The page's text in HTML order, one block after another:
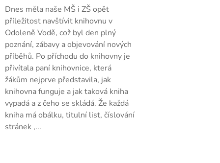
Dnes měla naše MŠ i ZŠ opět
příležitost navštívit knihovnu v
Odoleně Vodě, což byl den plný
poznání, zábavy a objevování nových
příběhů. Po příchodu do knihovny je
přivítala paní knihovnice, která
žákům nejprve představila, jak
knihovna funguje a jak taková kniha
vypadá a z čeho se skládá. Že každá
kniha má obálku, titulní list, číslování
stránek ,...